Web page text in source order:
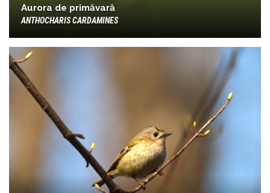
Aurora de primăvară
ANTHOCHARIS CARDAMINES